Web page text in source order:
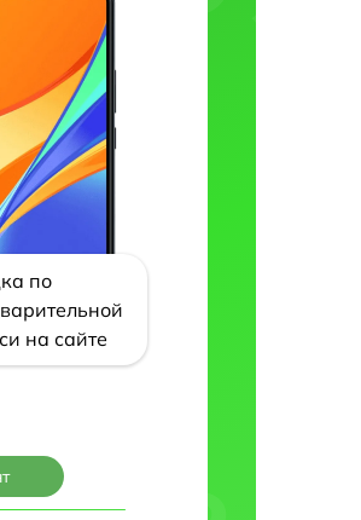
по
на сайте